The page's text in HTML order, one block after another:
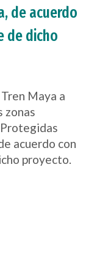
de acuerdo
de dicho
Maya a
zonas
acuerdo con
proyecto.